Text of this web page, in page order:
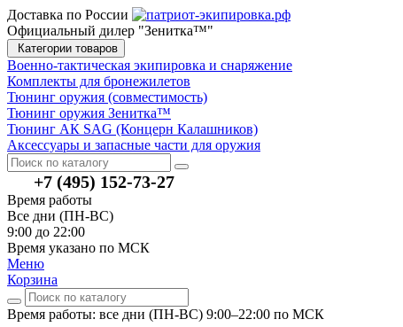
Доставка по России
Официальный дилер "Зенитка™"
Категории товаров
Военно-тактическая экипировка и снаряжение
Комплекты для бронежилетов
Тюнинг оружия (совместимость)
Тюнинг оружия Зенитка™
Тюнинг АК SAG (Концерн Калашников)
Аксессуары и запасные части для оружия
+7 (495) 152-73-27
Время работы
Все дни (ПН-ВС)
9:00 до 22:00
Время указано по МСК
Меню
Корзина
Время работы: все дни (ПН-ВС) 9:00–22:00 по МСК